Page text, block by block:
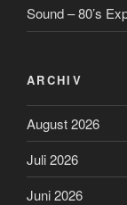
Sound – 80’s
ARCHIV
August 2026
Juli 2026
Juni 2026